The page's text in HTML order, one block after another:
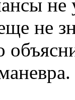
не
не